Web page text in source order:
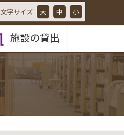
文字サイズ 大 中 小
施設の貸出